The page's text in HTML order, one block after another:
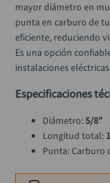
mayor diámetro en
punta en carburo de
eficiente, reduciendo
Es una opción
instalaciones
Especificaciones
Diámetro: 5/8”
Longitud total:
Punta: Carburo